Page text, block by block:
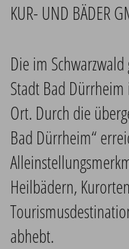
KUR- UND BÄDER
Die im
Stadt Bad
Ort. Durch die
Bad Dürrheim“
Heilbädern,
abhebt.